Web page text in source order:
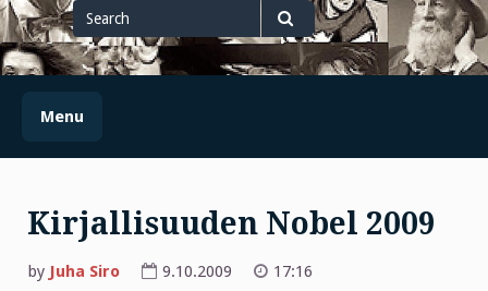
for
Search
Menu
Kirjallisuuden Nobel 2009
by Juha Siro 9.10.2009
17:16